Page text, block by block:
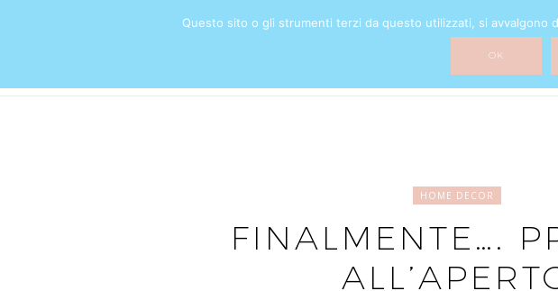
HOME DECOR
FINALMENTE….
Questo sito o gli strumenti terzi da questo utilizzati, si avvalgono
OK